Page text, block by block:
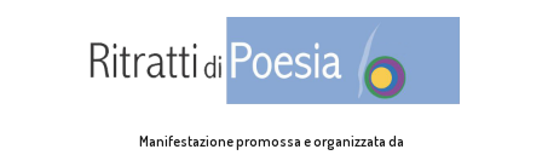
Manifestazione promossa e organizzata da